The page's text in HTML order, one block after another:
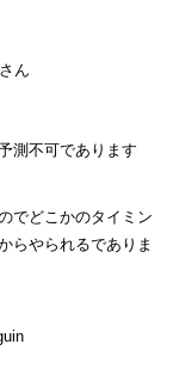
ん
測不可であります
でどこかのタイミン
らやられるでありま